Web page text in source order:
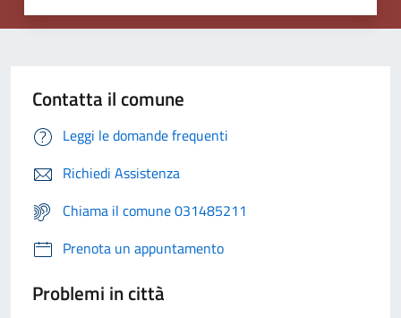
Contatta il comune
Leggi le domande frequenti
Richiedi Assistenza
Chiama il comune 031485211
Prenota un appuntamento
Problemi in città